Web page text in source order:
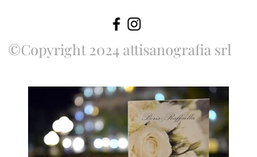
©Copyright 2024 attisanografia srl